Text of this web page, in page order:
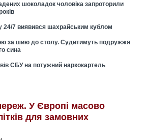
шоколадок чоловіка запроторили
24/7 виявився шахрайським кублом
за шию до столу. Судитимуть подружжя
сина
СБУ на потужний наркокартель
У Європі масово
для замовних